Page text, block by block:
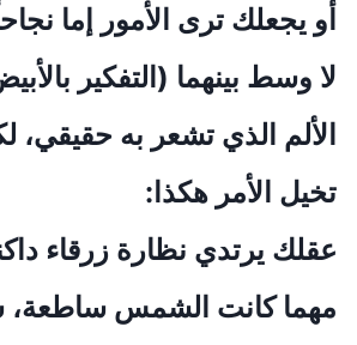
‏أو يجعلك ترى الأمور إما
‏لا وسط بينهما (التفكير
‏الألم الذي تشعر به
‏تخيل الأمر هكذا:
‏عقلك يرتدي نظارة زرقاء
‏مهما كانت الشمس ساطعة،